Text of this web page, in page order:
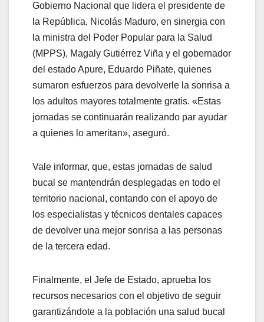
Gobierno Nacional que lidera el presidente de
la República, Nicolás Maduro, en sinergia con
la ministra del Poder Popular para la Salud
(MPPS), Magaly Gutiérrez Viña y el gobernador
del estado Apure, Eduardo Piñate, quienes
sumaron esfuerzos para devolverle la sonrisa a
los adultos mayores totalmente gratis. «Estas
jornadas se continuarán realizando par ayudar
a quienes lo ameritan», aseguró.
Vale informar, que, estas jornadas de salud
bucal se mantendrán desplegadas en todo el
territorio nacional, contando con el apoyo de
los especialistas y técnicos dentales capaces
de devolver una mejor sonrisa a las personas
de la tercera edad.
Finalmente, el Jefe de Estado, aprueba los
recursos necesarios con el objetivo de seguir
garantizándote a la población una salud bucal